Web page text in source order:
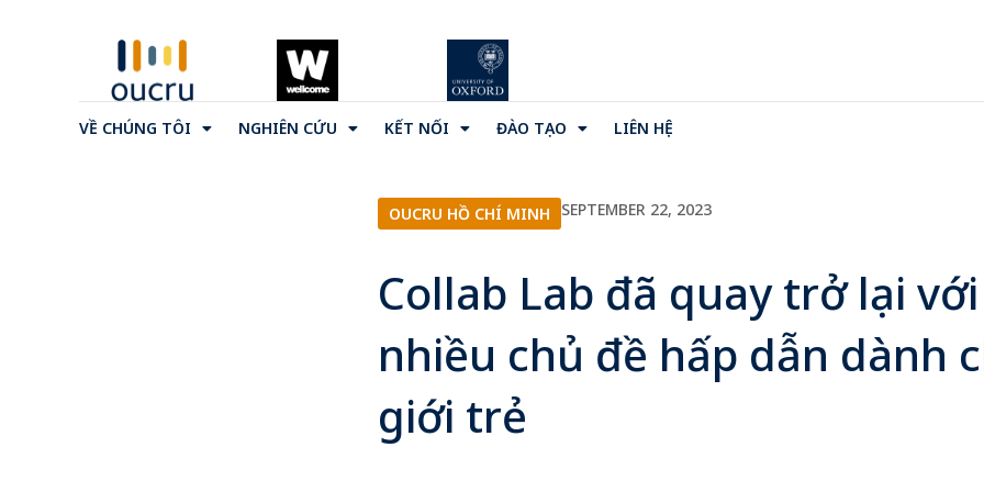
VỀ CHÚNG TÔI NGHIÊN CỨU KẾT NỐI ĐÀO TẠO LIÊN HỆ
OUCRU HỒ CHÍ MINH SEPTEMBER 22, 2023
Collab Lab đã quay trở lại với
nhiều chủ đề hấp dẫn dành
giới trẻ